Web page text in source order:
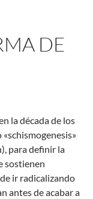
DE
la década de los
para definir la
sostienen
ir radicalizando
antes de acabar a